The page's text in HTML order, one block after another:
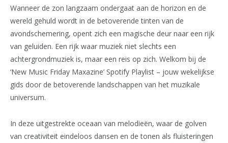
Wanneer de zon langzaam ondergaat aan de horizon en de
wereld gehuld wordt in de betoverende tinten van de
avondschemering, opent zich een magische deur naar een rijk
van geluiden. Een rijk waar muziek niet slechts een
achtergrondmuziek is, maar een reis op zich. Welkom bij de
‘New Music Friday Maxazine’ Spotify Playlist – jouw wekelijkse
gids door de betoverende landschappen van het muzikale
universum.
In deze uitgestrekte oceaan van melodieën, waar de golven
van creativiteit eindeloos dansen en de tonen als fluisteringen